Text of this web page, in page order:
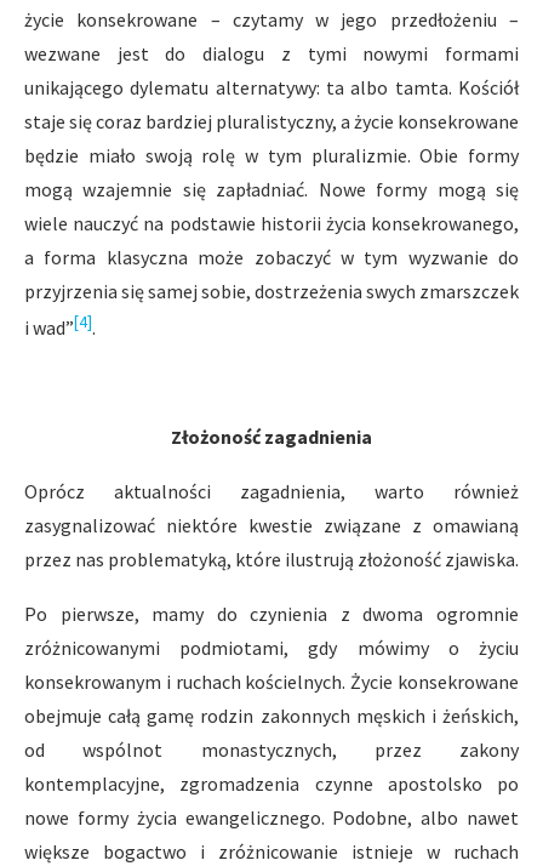
życie konsekrowane – czytamy w jego przedłożeniu –
wezwane jest do dialogu z tymi nowymi formami
unikającego dylematu alternatywy: ta albo tamta. Kościół
staje się coraz bardziej pluralistyczny, a życie konsekrowane
będzie miało swoją rolę w tym pluralizmie. Obie formy
mogą wzajemnie się zapładniać. Nowe formy mogą się
wiele nauczyć na podstawie historii życia konsekrowanego,
a forma klasyczna może zobaczyć w tym wyzwanie do
przyjrzenia się samej sobie, dostrzeżenia swych zmarszczek
i wad”[4].
Złożoność zagadnienia
Oprócz aktualności zagadnienia, warto również
zasygnalizować niektóre kwestie związane z omawianą
przez nas problematyką, które ilustrują złożoność zjawiska.
Po pierwsze, mamy do czynienia z dwoma ogromnie
zróżnicowanymi podmiotami, gdy mówimy o życiu
konsekrowanym i ruchach kościelnych. Życie konsekrowane
obejmuje całą gamę rodzin zakonnych męskich i żeńskich,
od wspólnot monastycznych, przez zakony
kontemplacyjne, zgromadzenia czynne apostolsko po
nowe formy życia ewangelicznego. Podobne, albo nawet
większe bogactwo i zróżnicowanie istnieje w ruchach